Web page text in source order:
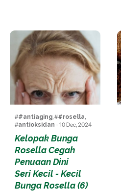
##antiaging, ##rosella,
#antioksidan - 10 Dec, 2024
Kelopak Bunga
Rosella Cegah
Penuaan Dini
Seri Kecil - Kecil
Bunga Rosella (6)